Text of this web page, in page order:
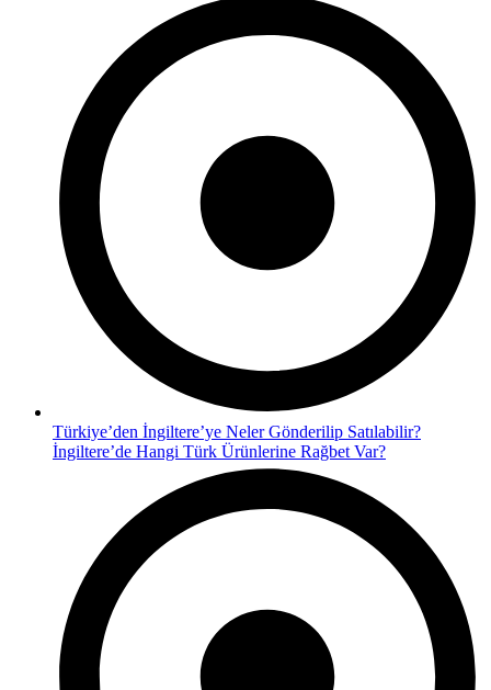
Türkiye’den İngiltere’ye Neler Gönderilip Satılabilir?
İngiltere’de Hangi Türk Ürünlerine Rağbet Var?